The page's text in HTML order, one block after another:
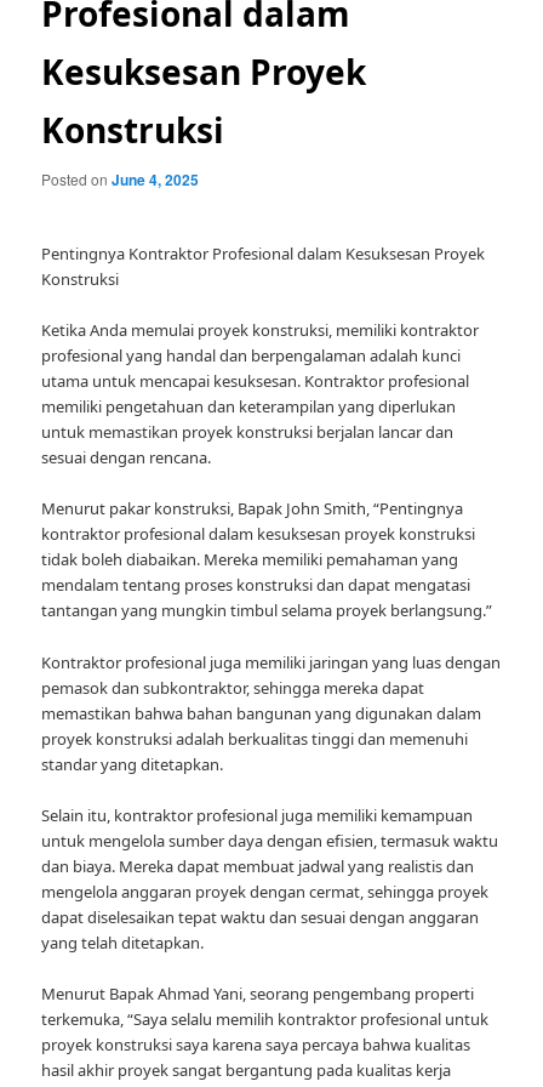
Profesional dalam
Kesuksesan Proyek
Konstruksi
Posted onJune 4, 2025
Pentingnya Kontraktor Profesional dalam Kesuksesan Proyek
Konstruksi
Ketika Anda memulai proyek konstruksi, memiliki kontraktor
profesional yang handal dan berpengalaman adalah kunci
utama untuk mencapai kesuksesan. Kontraktor profesional
memiliki pengetahuan dan keterampilan yang diperlukan
untuk memastikan proyek konstruksi berjalan lancar dan
sesuai dengan rencana.
Menurut pakar konstruksi, Bapak John Smith, “Pentingnya
kontraktor profesional dalam kesuksesan proyek konstruksi
tidak boleh diabaikan. Mereka memiliki pemahaman yang
mendalam tentang proses konstruksi dan dapat mengatasi
tantangan yang mungkin timbul selama proyek berlangsung.”
Kontraktor profesional juga memiliki jaringan yang luas dengan
pemasok dan subkontraktor, sehingga mereka dapat
memastikan bahwa bahan bangunan yang digunakan dalam
proyek konstruksi adalah berkualitas tinggi dan memenuhi
standar yang ditetapkan.
Selain itu, kontraktor profesional juga memiliki kemampuan
untuk mengelola sumber daya dengan efisien, termasuk waktu
dan biaya. Mereka dapat membuat jadwal yang realistis dan
mengelola anggaran proyek dengan cermat, sehingga proyek
dapat diselesaikan tepat waktu dan sesuai dengan anggaran
yang telah ditetapkan.
Menurut Bapak Ahmad Yani, seorang pengembang properti
terkemuka, “Saya selalu memilih kontraktor profesional untuk
proyek konstruksi saya karena saya percaya bahwa kualitas
hasil akhir proyek sangat bergantung pada kualitas kerja